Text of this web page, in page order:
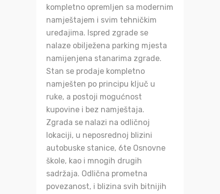
kompletno opremljen sa modernim
namještajem i svim tehničkim
uređajima. Ispred zgrade se
nalaze obilježena parking mjesta
namijenjena stanarima zgrade.
Stan se prodaje kompletno
namješten po principu ključ u
ruke, a postoji mogućnost
kupovine i bez namještaja.
Zgrada se nalazi na odličnoj
lokaciji, u neposrednoj blizini
autobuske stanice, 6te Osnovne
škole, kao i mnogih drugih
sadržaja. Odlična prometna
povezanost, i blizina svih bitnijih